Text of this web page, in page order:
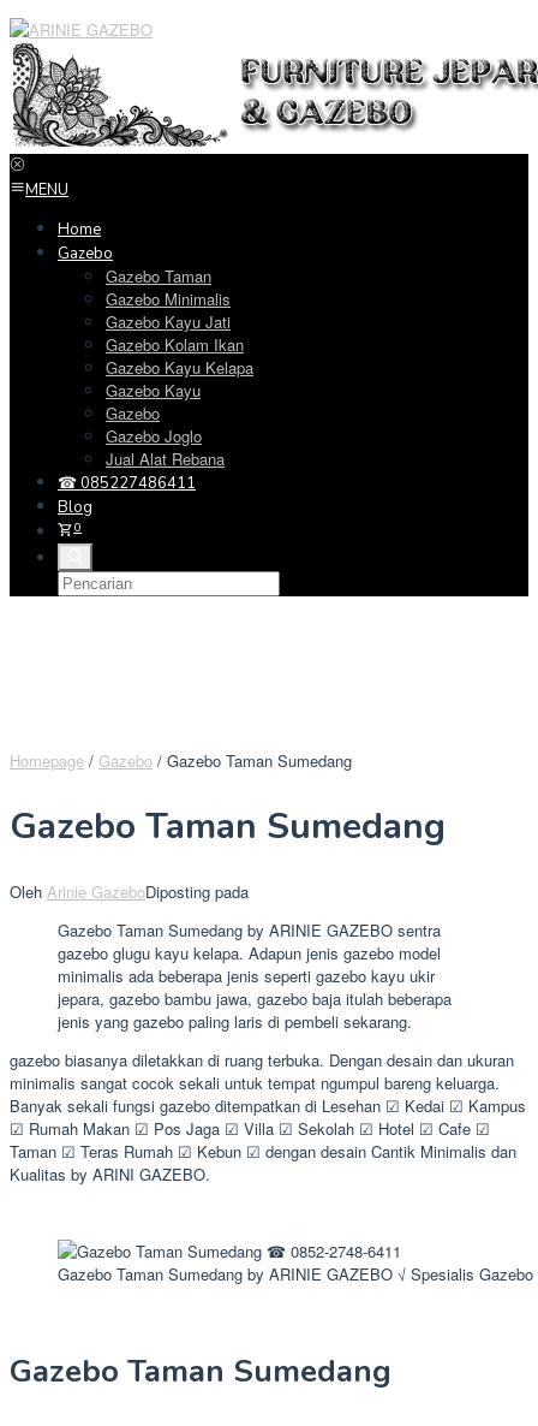
Loncat
ke
konten
MENU
Home
Gazebo
Gazebo Taman
Gazebo Minimalis
Gazebo Kayu Jati
Gazebo Kolam Ikan
Gazebo Kayu Kelapa
Gazebo Kayu
Gazebo
Gazebo Joglo
Jual Alat Rebana
☎ 085227486411
Blog
0
Homepage / Gazebo / Gazebo Taman Sumedang
Gazebo Taman Sumedang
Oleh Arinie GazeboDiposting pada
Gazebo Taman Sumedang by ARINIE GAZEBO sentra
gazebo glugu kayu kelapa. Adapun jenis gazebo model
minimalis ada beberapa jenis seperti gazebo kayu ukir
jepara, gazebo bambu jawa, gazebo baja itulah beberapa
jenis yang gazebo paling laris di pembeli sekarang.
gazebo biasanya diletakkan di ruang terbuka. Dengan desain dan ukuran
minimalis sangat cocok sekali untuk tempat ngumpul bareng keluarga.
Banyak sekali fungsi gazebo ditempatkan di Lesehan ☑ Kedai ☑ Kampus
☑ Rumah Makan ☑ Pos Jaga ☑ Villa ☑ Sekolah ☑ Hotel ☑ Cafe ☑
Taman ☑ Teras Rumah ☑ Kebun ☑ dengan desain Cantik Minimalis dan
Kualitas by ARINI GAZEBO.
Gazebo Taman Sumedang by ARINIE GAZEBO √ Spesialis
Gazebo Taman Sumedang